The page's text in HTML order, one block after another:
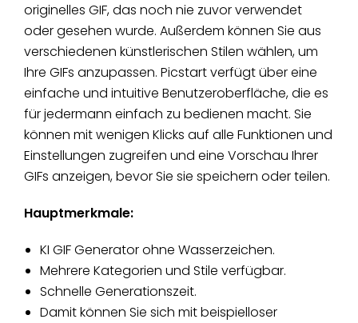
originelles GIF, das noch nie zuvor verwendet
oder gesehen wurde. Außerdem können Sie aus
verschiedenen künstlerischen Stilen wählen, um
Ihre GIFs anzupassen. Picstart verfügt über eine
einfache und intuitive Benutzeroberfläche, die es
für jedermann einfach zu bedienen macht. Sie
können mit wenigen Klicks auf alle Funktionen und
Einstellungen zugreifen und eine Vorschau Ihrer
GIFs anzeigen, bevor Sie sie speichern oder teilen.
Hauptmerkmale:
KI GIF Generator ohne Wasserzeichen.
Mehrere Kategorien und Stile verfügbar.
Schnelle Generationszeit.
Damit können Sie sich mit beispielloser